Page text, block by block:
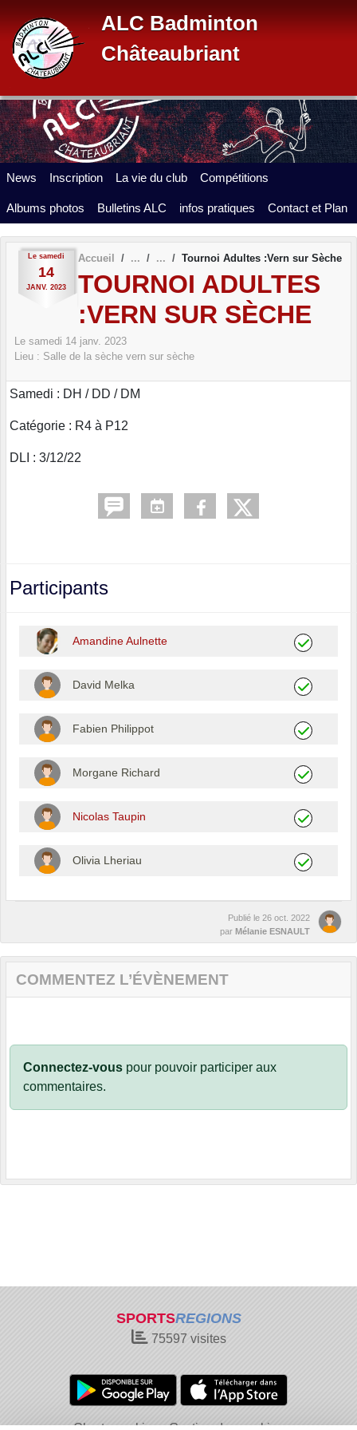
ALC Badminton
Châteaubriant
News Inscription La vie du club Compétitions
Albums photos Bulletins ALC infos pratiques Contact et Plan
Le samedi
14
JANV. 2023
Accueil Tournoi Adultes :Vern sur Sèche
TOURNOI ADULTES
:VERN SUR SÈCHE
Le samedi 14 janv. 2023
Lieu : Salle de la sèche vern sur sèche
Samedi : DH / DD / DM
Catégorie : R4 à P12
DLI : 3/12/22
Participants
Amandine Aulnette
David Melka
Fabien Philippot
Morgane Richard
Nicolas Taupin
Olivia Lheriau
Publié le 26 oct. 2022
par Mélanie ESNAULT
COMMENTEZ L’ÉVÈNEMENT
Connectez-vous pour pouvoir participer aux
commentaires.
SPORTSREGIONS
75597 visites